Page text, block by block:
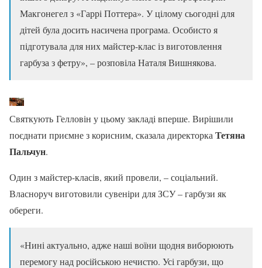
Макгонегел з «Гаррі Поттера». У цілому сьогодні для
дітей була досить насичена програма. Особисто я
підготувала для них майстер-клас із виготовлення
гарбуза з фетру», – розповіла Наталя Вишнякова.
Святкують Гелловін у цьому закладі вперше. Вирішили
поєднати приємне з корисним, сказала директорка Тетяна
Пальчун.
Один з майстер-класів, який провели, – соціальний.
Власноруч виготовили сувеніри для ЗСУ – гарбузи як
обереги.
«Нині актуально, адже наші воїни щодня виборюють
перемогу над російською нечистю. Усі гарбузи, що